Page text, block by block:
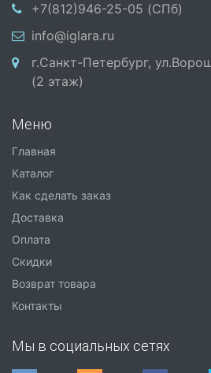
+7(812)946-25-05 (СПб)
info@iglara.ru
г.Санкт-Петербург,
(2 этаж)
Меню
Главная
Каталог
Как сделать заказ
Доставка
Оплата
Скидки
Возврат товара
Контакты
Мы в социальных сетях